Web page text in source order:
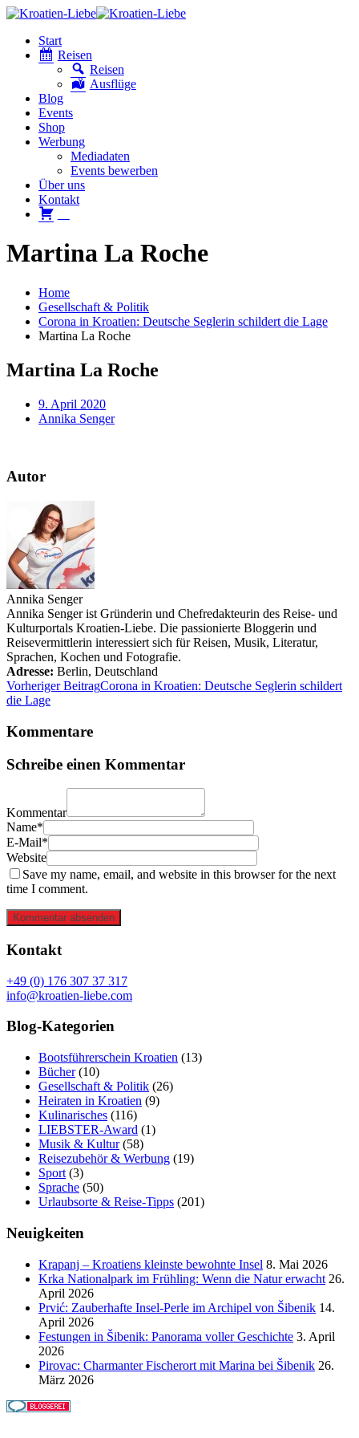
Start
Reisen
Reisen
Ausflüge
Blog
Events
Shop
Werbung
Mediadaten
Events bewerben
Über uns
Kontakt
Martina La Roche
Home
Gesellschaft & Politik
Corona in Kroatien: Deutsche Seglerin schildert die Lage
Martina La Roche
Martina La Roche
9. April 2020
Annika Senger
Autor
Annika Senger
Annika Senger ist Gründerin und Chefredakteurin des Reise- und
Kulturportals Kroatien-Liebe. Die passionierte Bloggerin und
Reisevermittlerin interessiert sich für Reisen, Musik, Literatur,
Sprachen, Kochen und Fotografie.
Adresse: Berlin, Deutschland
Vorheriger BeitragCorona in Kroatien: Deutsche Seglerin schildert
die Lage
Kommentare
Schreibe einen Kommentar
Kommentar
Name*
E-Mail*
Website
Save my name, email, and website in this browser for the next
time I comment.
Kommentar absenden
Kontakt
+49 (0) 176 307 37 317
info@kroatien-liebe.com
Blog-Kategorien
Bootsführerschein Kroatien (13)
Bücher(10)
Gesellschaft & Politik (26)
Heiraten in Kroatien (9)
Kulinarisches (116)
LIEBSTER-Award (1)
Musik & Kultur(58)
Reisezubehör & Werbung (19)
Sport (3)
Sprache (50)
Urlaubsorte & Reise-Tipps (201)
Neuigkeiten
Krapanj – Kroatiens kleinste bewohnte Insel 8. Mai 2026
Krka Nationalpark im Frühling: Wenn die Natur erwacht 26.
April 2026
Prvić: Zauberhafte Insel-Perle im Archipel von Šibenik 14.
April 2026
Festungen in Šibenik: Panorama voller Geschichte 3. April
2026
Pirovac: Charmanter Fischerort mit Marina bei Šibenik 26.
März 2026